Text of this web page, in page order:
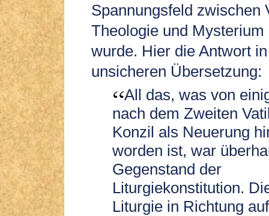
Spannungsfeld zwischen
Theologie und
wurde. Hier die Antwort
unsicheren Übersetzung:
All das, was von
nach dem Zweiten
Konzil als Neuerung
worden ist, war
Gegenstand der
Liturgiekonstitution.
Liturgie in Richtung